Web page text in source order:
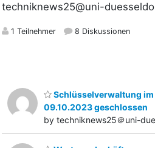
techniknews25@uni-
1 Teilnehmer 8 Diskussionen
Schlüsselverwaltung
09.10.2023 geschlossen
by techniknews25＠uni-